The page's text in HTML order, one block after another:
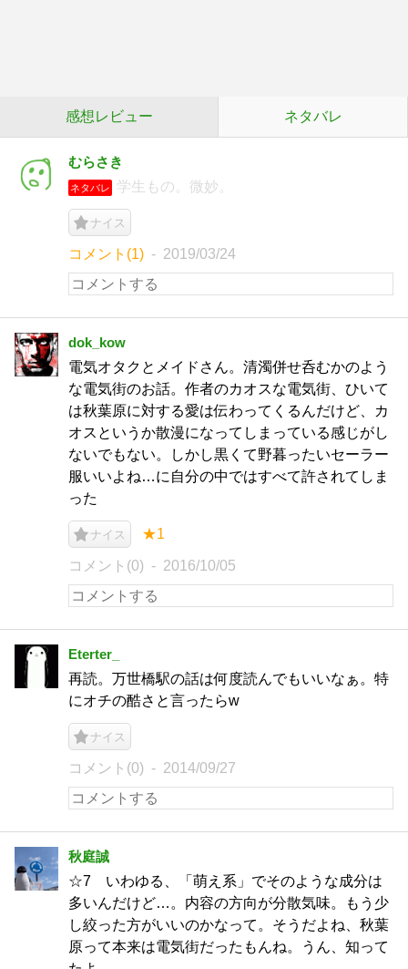
感想レビュー ネタバレ
むらさき
ネタバレ 学生もの。微妙。
ナイス
コメント(1) 2019/03/24
dok_kow
電気オタクとメイドさん。清濁併せ呑むかのよう
な電気街のお話。作者のカオスな電気街、ひいて
は秋葉原に対する愛は伝わってくるんだけど、カ
オスというか散漫になってしまっている感じがし
ないでもない。しかし黒くて野暮ったいセーラー
服いいよね…に自分の中ではすべて許されてしま
った
ナイス ★1
コメント(0) 2016/10/05
Eterter_
再読。万世橋駅の話は何度読んでもいいなぁ。特
にオチの酷さと言ったらw
ナイス
コメント(0) 2014/09/27
秋庭誠
☆7 いわゆる、「萌え系」でそのような成分は
多いんだけど…。内容の方向が分散気味。もう少
し絞った方がいいのかなって。そうだよね、秋葉
原って本来は電気街だったもんね。うん、知って